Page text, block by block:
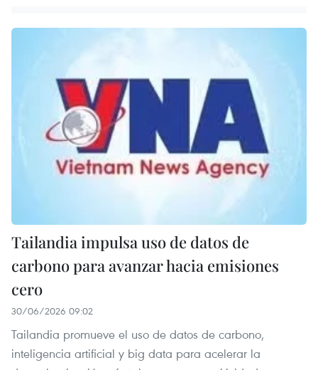
Tailandia impulsa uso de datos de
carbono para avanzar hacia emisiones
cero
30/06/2026 09:02
Tailandia promueve el uso de datos de carbono,
inteligencia artificial y big data para acelerar la